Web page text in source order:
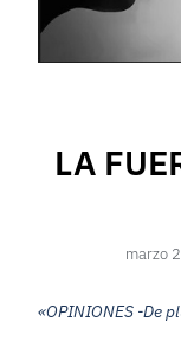
LA
marzo
«OPINIONES -De